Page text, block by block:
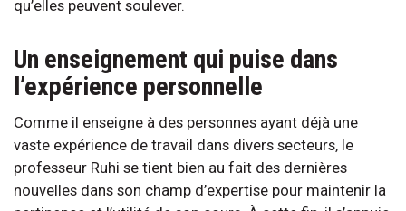
qu’elles peuvent soulever.
Un enseignement qui puise dans
l’expérience personnelle
Comme il enseigne à des personnes ayant déjà une
vaste expérience de travail dans divers secteurs, le
professeur Ruhi se tient bien au fait des dernières
nouvelles dans son champ d’expertise pour maintenir la